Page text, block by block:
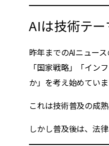
AIは技術テ
昨年までのAIニュー
「国家戦略」「イン
か」を考え始めていま
これは技術普及の成
しかし普及後は、法